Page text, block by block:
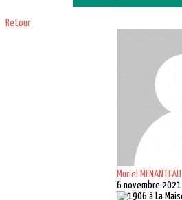
Retour
Muriel MENANTEAU
6 novembre 2021